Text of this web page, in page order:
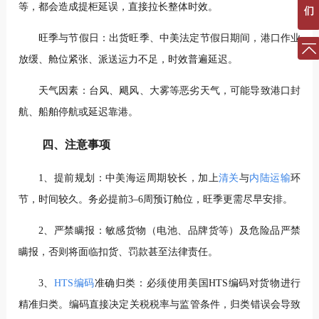
等，都会造成提柜延误，直接拉长整体时效。
旺季与节假日：出货旺季、中美法定节假日期间，港口作业
放缓、舱位紧张、派送运力不足，时效普遍延迟。
天气因素：台风、飓风、大雾等恶劣天气，可能导致港口封
航、船舶停航或延迟靠港。
四、注意事项
1、提前规划：中美海运周期较长，加上清关与内陆运输环
节，时间较久。务必提前3–6周预订舱位，旺季更需尽早安排。
2、严禁瞒报：敏感货物（电池、品牌货等）及危险品严禁
瞒报，否则将面临扣货、罚款甚至法律责任。
3、 HTS编码准确归类：必须使用美国HTS编码对货物进行
精准归类。编码直接决定关税税率与监管条件，归类错误会导致
们